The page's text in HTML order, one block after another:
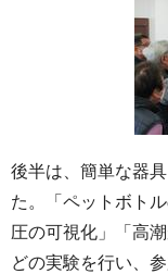
後半は、簡単な器
た。「ペットボト
圧の可視化」「高
どの実験を行い、